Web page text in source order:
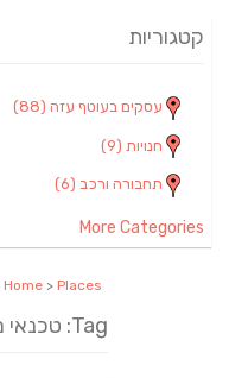
קטגוריות
עסקים בעוטף עזה (88)
חנויות (9)
תחבורה ורכב (6)
More Categories
Home > Places
Tag: טכנאי מחשבים במועצה אזורית אשכול